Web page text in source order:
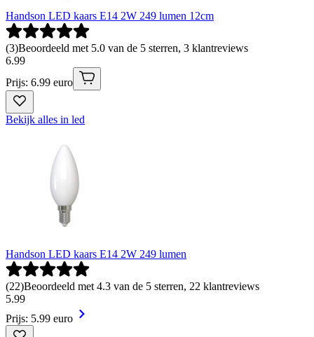
Handson LED kaars E14 2W 249 lumen 12cm
(3)Beoordeeld met 5.0 van de 5 sterren, 3 klantreviews
6.99
Prijs: 6.99 euro
Bekijk alles in led
Handson LED kaars E14 2W 249 lumen
(22)Beoordeeld met 4.3 van de 5 sterren, 22 klantreviews
5.99
Prijs: 5.99 euro